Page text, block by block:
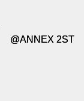
@ANNEX 2ST